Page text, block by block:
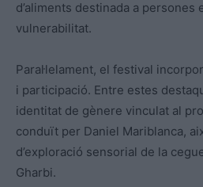
d’aliments destinada a persones
vulnerabilitat.
Paral·lelament, el festival
i participació. Entre estes
identitat de gènere vinculat al
conduït per Daniel Mariblanca,
d’exploració sensorial de la
Gharbi.